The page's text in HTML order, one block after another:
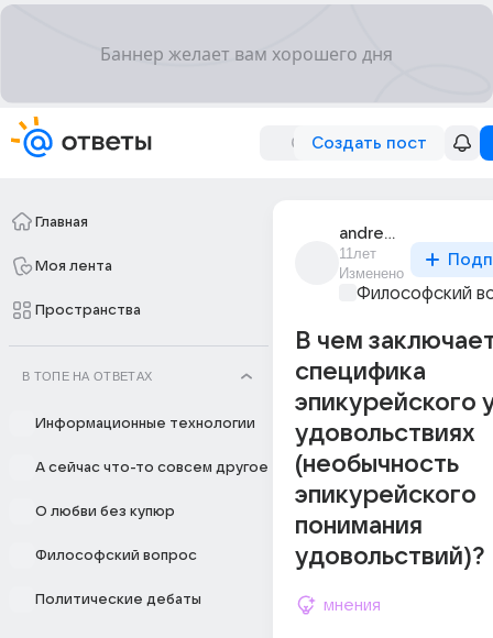
Создать пост
Главная
Моя лента
Пространства
В ТОПЕ НА ОТВЕТАХ
Информационные технологии
А сейчас что-то совсем другое
О любви без купюр
Философский вопрос
Политические дебаты
andrew_arkhipow_1
11лет
Изменено
Философский
В чем
специфика
эпикурейского
удовольствиях
(необычность
эпикурейского
понимания
удовольствий)?
мнения